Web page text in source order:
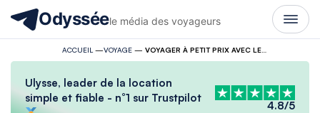
Odysséele média des voyageurs
ACCUEIL —VOYAGE— VOYAGER À PETIT PRIX AVEC LES MEILLEURES ASTUCES DE MILLESVOYAGES
Ulysse, leader de la location
simple et fiable - n°1 sur Trustpilot
4.8/5